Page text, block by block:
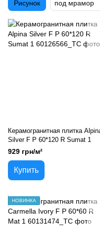
Рисунок под мрамор
Керамогранитная плитка
Silver F P 60*120 R Sumat 1
929 грн/м²
Купить
НОВИНКА